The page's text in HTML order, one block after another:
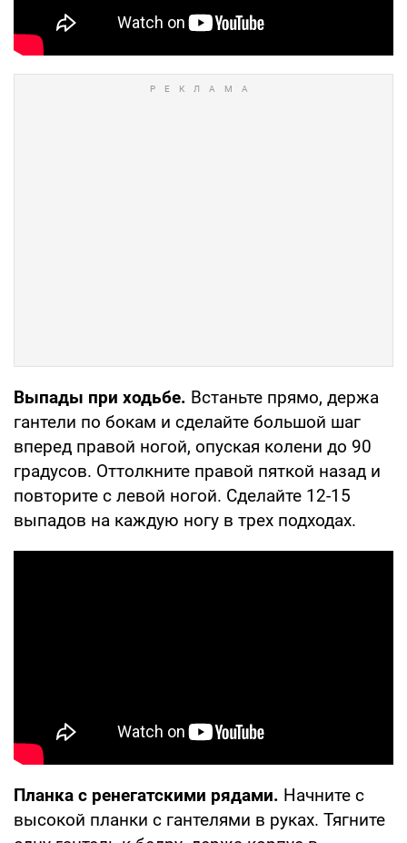
Выпады при ходьбе. Встаньте прямо, держа
гантели по бокам и сделайте большой шаг
вперед правой ногой, опуская колени до 90
градусов. Оттолкните правой пяткой назад и
повторите с левой ногой. Сделайте 12-15
выпадов на каждую ногу в трех подходах.
Планка с ренегатскими рядами. Начните с
высокой планки с гантелями в руках. Тягните